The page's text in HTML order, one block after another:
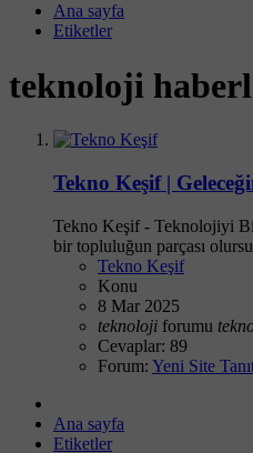
Ana sayfa
Etiketler
teknoloji
Tekno Keşif |
Tekno Keşif - Teknolojiyi
bir topluluğun parçası
Tekno Keşif
Konu
8 Mar 2025
teknoloji forumu
Cevaplar: 89
Forum: Yeni Site
Ana sayfa
Etiketler